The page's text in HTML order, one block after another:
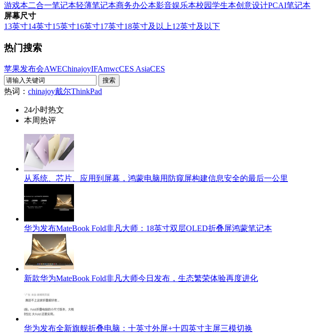
游戏本二合一笔记本轻薄笔记本商务办公本影音娱乐本校园学生本创意设计PCAI笔记本
屏幕尺寸
13英寸14英寸15英寸16英寸17英寸18英寸及以上12英寸及以下
热门搜索
苹果发布会AWEChinajoyIFAmwcCES AsiaCES
热词： chinajoy戴尔ThinkPad
24小时热文
本周热评
从系统、芯片、应用到屏幕，鸿蒙电脑用防窥屏构建信息安全的最后一公里
华为发布MateBook Fold非凡大师：18英寸双层OLED折叠屏鸿蒙笔记本
新款华为MateBook Fold非凡大师今日发布，生态繁荣体验再度进化
华为发布全新旗舰折叠电脑：十英寸外屏+十四英寸主屏三模切换